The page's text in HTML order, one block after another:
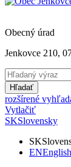
Obecný úrad
Jenkovce 210,
Hľadať
rozšírené
Vytlačiť
SKSlovensky
SK
ENEnglish